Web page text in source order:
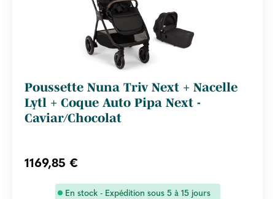
Poussette Nuna Triv Next + Nacelle
Lytl + Coque Auto Pipa Next -
Caviar/Chocolat
1169,85 €
En stock - Expédition sous 5 à 15 jours